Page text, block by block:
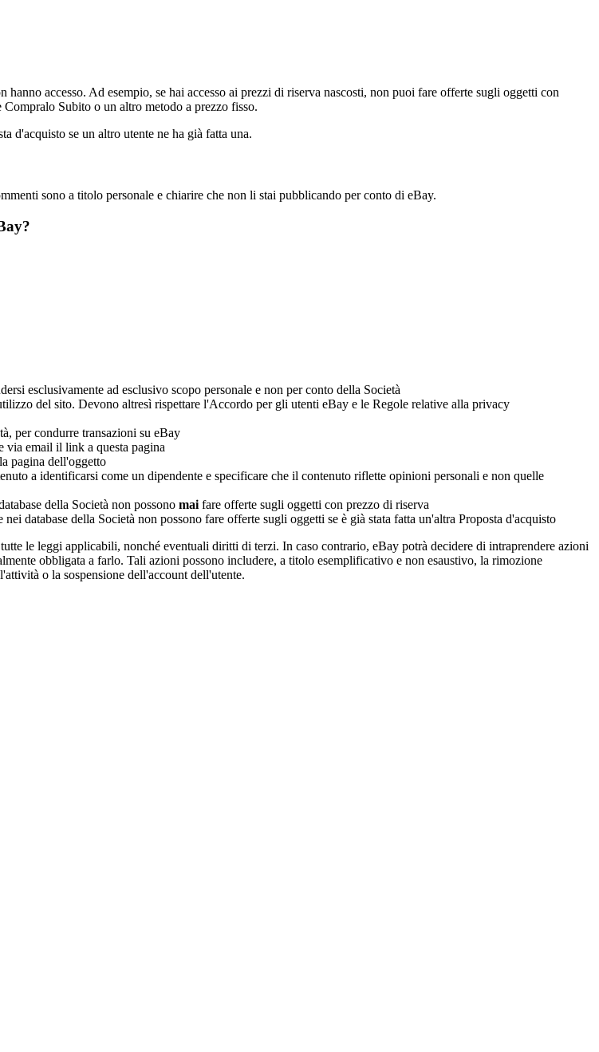
accesso. Ad esempio, se hai accesso ai prezzi di riserva nascosti, non puoi fare offerte sugli oggetti con
Subito o un altro metodo a prezzo fisso.
d'acquisto se un altro utente ne ha già fatta una.
sono a titolo personale e chiarire che non li stai pubblicando per conto di eBay.
esclusivamente ad esclusivo scopo personale e non per conto della Società
del sito. Devono altresì rispettare l'Accordo per gli utenti eBay e le Regole relative alla privacy
per condurre transazioni su eBay
via email il link a questa pagina
pagina dell'oggetto
a identificarsi come un dipendente e specificare che il contenuto riflette opinioni personali e non quelle
della Società non possono mai fare offerte sugli oggetti con prezzo di riserva
database della Società non possono fare offerte sugli oggetti se è già stata fatta un'altra Proposta d'acquisto
le leggi applicabili, nonché eventuali diritti di terzi. In caso contrario, eBay potrà decidere di intraprendere azioni
obbligata a farlo. Tali azioni possono includere, a titolo esemplificativo e non esaustivo, la rimozione
o la sospensione dell'account dell'utente.